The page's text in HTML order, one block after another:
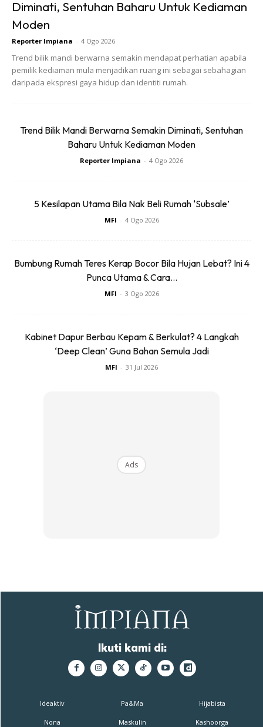
Diminati, Sentuhan Baharu Untuk Kediaman
Moden
Reporter Impiana - 4 Ogo 2026
Trend bilik mandi berwarna semakin mendapat perhatian apabila
pemilik kediaman mula menjadikan ruang ini sebagai sebahagian
daripada ekspresi gaya hidup dan identiti rumah.
Trend Bilik Mandi Berwarna Semakin Diminati, Sentuhan
Baharu Untuk Kediaman Moden
Reporter Impiana - 4 Ogo 2026
5 Kesilapan Utama Bila Nak Beli Rumah ‘Subsale’
MFI - 4 Ogo 2026
Bumbung Rumah Teres Kerap Bocor Bila Hujan Lebat? Ini 4
Punca Utama & Cara...
MFI - 3 Ogo 2026
Kabinet Dapur Berbau Kepam & Berkulat? 4 Langkah
‘Deep Clean’ Guna Bahan Semula Jadi
MFI - 31 Jul 2026
Ads
Ikuti kami di:
Ideaktiv
Nona
Pa&Ma
Maskulin
Hijabista
Kashoorga